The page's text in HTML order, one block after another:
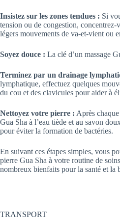
Insistez sur les zones tendues : Si
tension ou de congestion, concentrez-
légers mouvements de va-et-vient ou
Soyez douce : La clé d’un massage
Terminez par un drainage
lymphatique, effectuez quelques
du cou et des clavicules pour aider à
Nettoyez votre pierre : Après
Gua Sha à l’eau tiède et au savon
pour éviter la formation de bactéries.
En suivant ces étapes simples, vous
pierre Gua Sha à votre routine de
nombreux bienfaits pour la santé et la
TRANSPORT